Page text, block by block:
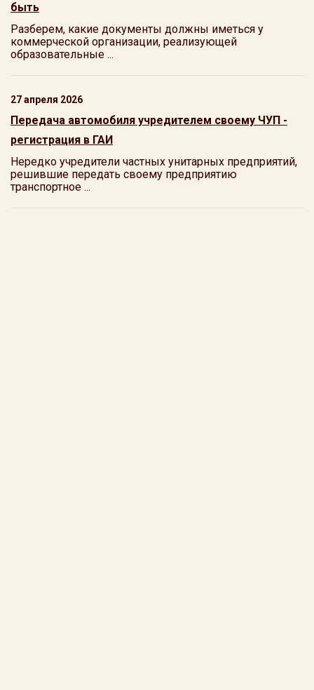
быть
Разберем, какие документы должны иметься у
коммерческой организации, реализующей
образовательные ...
27 апреля 2026
Передача автомобиля учредителем своему ЧУП -
регистрация в ГАИ
Нередко учредители частных унитарных предприятий,
решившие передать своему предприятию
транспортное ...